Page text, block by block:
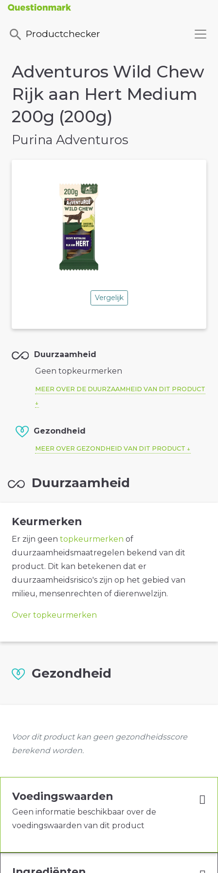
Productchecker
Adventuros Wild Chew
Rijk aan Hert Medium
200g (200g)
Purina Adventuros
Vergelijk
Duurzaamheid
Geen topkeurmerken
MEER OVER DE DUURZAAMHEID VAN DIT PRODUCT
Gezondheid
MEER OVER GEZONDHEID VAN DIT PRODUCT
Duurzaamheid
Keurmerken
Er zijn geen topkeurmerken of
duurzaamheidsmaatregelen bekend van dit
product. Dit kan betekenen dat er
duurzaamheidsrisico's zijn op het gebied van
milieu, mensenrechten of dierenwelzijn.
Over topkeurmerken
Gezondheid
Voor dit product kan geen gezondheidsscore
berekend worden.
Voedingswaarden
Geen informatie beschikbaar over de
voedingswaarden van dit product